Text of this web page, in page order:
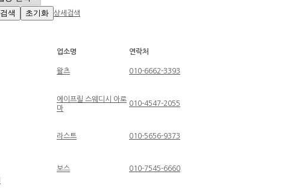
상세검색
업소명 연락처
왈츠 010-6662-3393
에이프릴 스웨디시 아로
마
010-4547-2055
라스트 010-5656-9373
보스 010-7545-6660